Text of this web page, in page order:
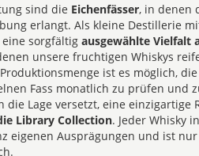
sind die Eichenfässer, in denen
erlangt. Als kleine Destillerie
sorgfältig ausgewählte Vielfalt
unsere fruchtigen Whiskys
ist es möglich, die
Fass monatlich zu prüfen und
die Lage versetzt, eine einzigartige
Library Collection. Jeder Whisky in
eigenen Ausprägungen und ist